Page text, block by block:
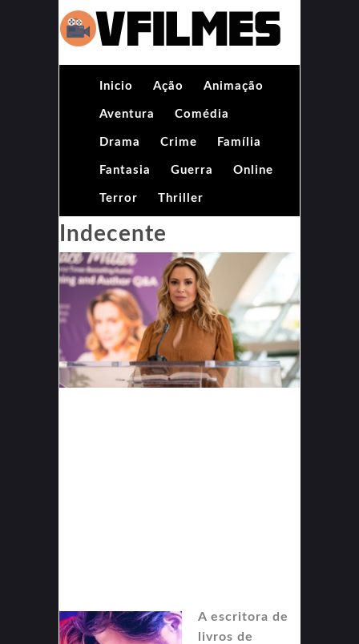
Inicio Ação Animação
Aventura Comédia
Drama Crime Família
Fantasia Guerra Online
Terror Thriller
Indecente
A escritora de
livros de